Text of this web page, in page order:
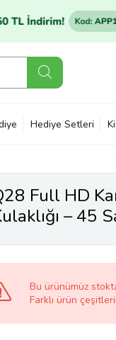
Hediye Setleri
Full HD
– 45
Bu ürünümüz
Farklı ürün